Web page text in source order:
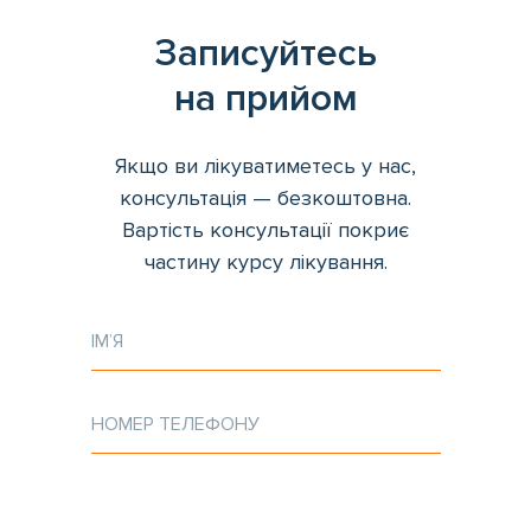
Записуйтесь
на прийом
Якщо ви лікуватиметесь у нас,
консультація — безкоштовна.
Вартість консультації покриє
частину курсу лікування.